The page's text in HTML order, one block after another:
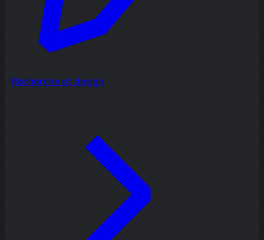
Recherche et design